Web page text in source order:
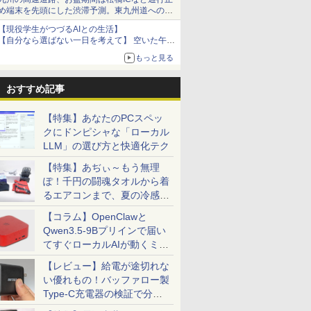
端末を先頭にした渋滞予測。東九州道への迂
は料金調整を実施
現役学生がつづるAIとの生活】
自分なら選ばない一日を考えて】 空いた午後
チャッピーに捧げたら、思わぬ絶景に出会っ
もっと見る
おすすめ記事
【特集】あなたのPCスペッ
クにドンピシャな「ローカル
LLM」の選び方と快適化テク
【特集】あぢぃ～もう無理
ぽ！千円の闘魂タオルから着
るエアコンまで、夏の冷感グ
ッズ一挙紹介
【コラム】OpenClawと
Qwen3.5-9Bプリインで届い
てすぐローカルAIが動くミニ
PC「SER9 Pro」
【レビュー】給電が途切れな
い優れもの！バッファロー製
Type-C充電器の検証で分か
ったこと